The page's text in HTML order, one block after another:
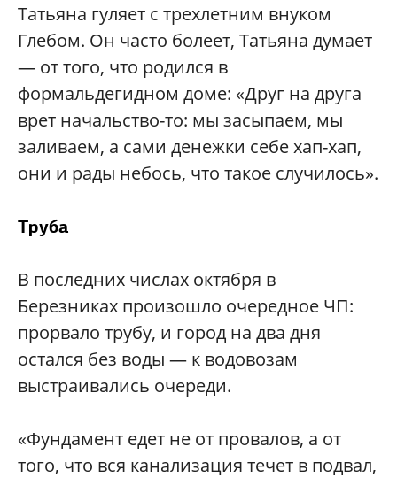
Татьяна гуляет с трехлетним внуком
Глебом. Он часто болеет, Татьяна думает
— от того, что родился в
формальдегидном доме: «Друг на друга
врет начальство-то: мы засыпаем, мы
заливаем, а сами денежки себе хап-хап,
они и рады небось, что такое случилось».
Труба
В последних числах октября в
Березниках произошло очередное ЧП:
прорвало трубу, и город на два дня
остался без воды — к водовозам
выстраивались очереди.
«Фундамент едет не от провалов, а от
того, что вся канализация течет в подвал,